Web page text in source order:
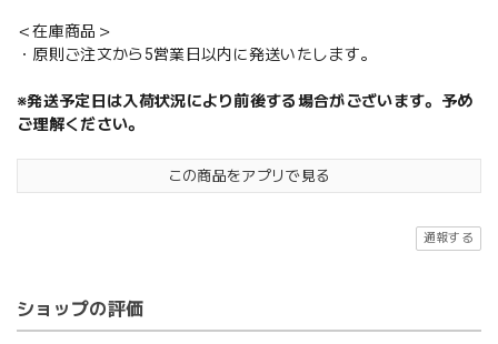
＜在庫商品＞
・原則ご注文から5営業日以内に発送いたします。
※発送予定日は入荷状況により前後する場合がございます。予め
ご理解ください。
この商品をアプリで見る
通報する
ショップの評価